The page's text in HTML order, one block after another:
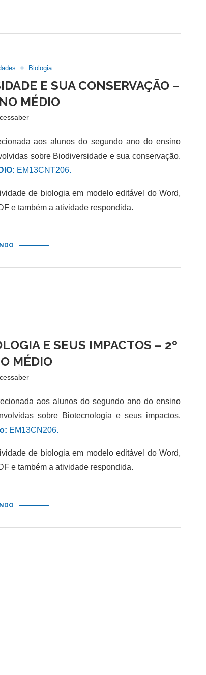
Biologia
E SUA CONSERVAÇÃO –
MÉDIO
aos alunos do segundo ano do ensino
sobre Biodiversidade e sua conservação.
EM13CNT206.
de biologia em modelo editável do Word,
e também a atividade respondida.
E SEUS IMPACTOS – 2º
MÉDIO
aos alunos do segundo ano do ensino
sobre Biotecnologia e seus impactos.
EM13CN206.
de biologia em modelo editável do Word,
e também a atividade respondida.